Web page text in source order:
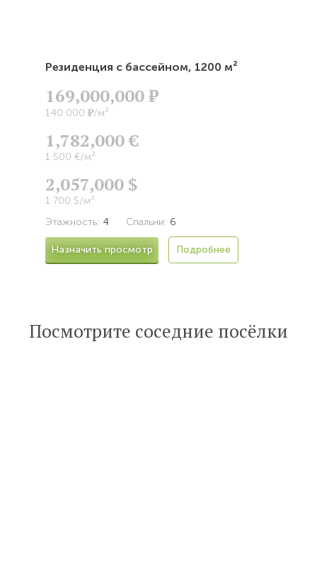
Резиденция с бассейном, 1200 м²
169,000,000Р
140 000 Р/м²
1,782,000 €
1 500 €/м²
2,057,000 $
1 700 $/м²
Этажность: 4 Спальни: 6
Назначить просмотр Подробнее
Посмотрите соседние посёлки